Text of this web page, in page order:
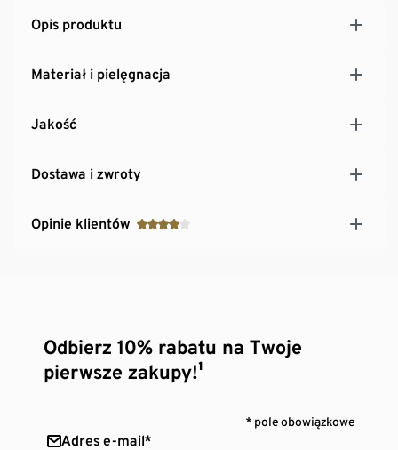
Opis produktu
Materiał i pielęgnacja
Jakość
Dostawa i zwroty
Opinie klientów
Odbierz 10% rabatu na Twoje
pierwsze zakupy!¹
* pole obowiązkowe
Adres e-mail*